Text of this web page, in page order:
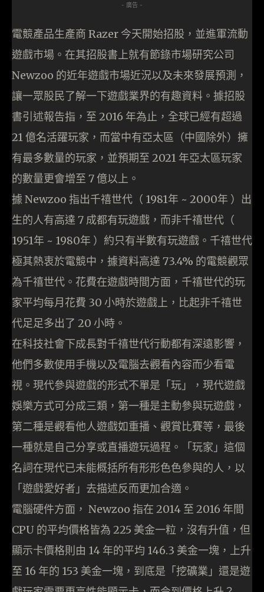
- 廣告 -
電競產品生產商 Razer 今天開始招股，並進軍流動
遊戲市場。在其招股書上就有節錄市場研究公司
Newzoo 的近年遊戲市場近況以及未來發展預測，
讓一眾股民了解一下遊戲業界的有趣資料。據招股
書引述報告指，至 2016 年為止，全球已經有超過
21 億名活躍玩家，而當中有亞太區（中國除外）擁
有最多數量的玩家，並預期至 2021 年亞太區玩家
的數量更會增至 7 億以上。
據 Newzoo 指出千禧世代（ 1981年 ~ 2000年 ）出
生的人有高達 7 成都有玩遊戲，而非千禧世代（
1951年 ~ 1980年 ）約只有半數有玩遊戲。千禧世代
極其熱衷於電競中，據資料高達 73.4% 的電競觀眾
為千禧世代。花費在遊戲時間方面，千禧世代的玩
家平均每月花費 30 小時於遊戲上，比起非千禧世
代足足多出了 20 小時。
在科技社會下成長對千禧世代行動都有深遠影響，
他們多數使用手機以及電腦去觀看內容而少看電
視。現代參與遊戲的形式不單是「玩」，現代遊戲
娛樂方式可分成三類，第一種是主動參與玩遊戲，
第二種是觀看他人遊戲如重播、觀賞比賽等，最後
一種就是自己分享或直播遊玩過程。「玩家」這個
名詞在現代已未能概括所有形形色色參與的人，以
「遊戲愛好者」去描述反而更加合適。
電腦硬件方面， Newzoo 指在 2014 至 2016 年間
CPU 的平均價格皆為 225 美金一粒，沒有升值，但
顯示卡價格則由 14 年的平均 146.3 美金一塊，上升
至 16 年的 153 美金一塊，到底是「挖礦業」還是遊